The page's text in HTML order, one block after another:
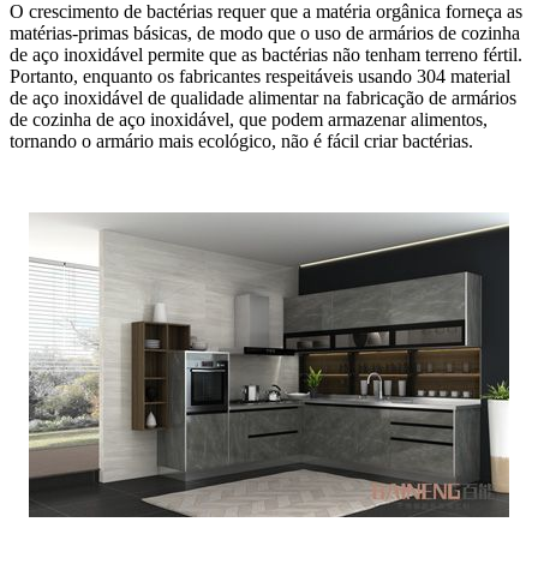
O crescimento de bactérias requer que a matéria orgânica forneça as
matérias-primas básicas, de modo que o uso de armários de cozinha
de aço inoxidável permite que as bactérias não tenham terreno fértil.
Portanto, enquanto os fabricantes respeitáveis usando 304 material
de aço inoxidável de qualidade alimentar na fabricação de armários
de cozinha de aço inoxidável, que podem armazenar alimentos,
tornando o armário mais ecológico, não é fácil criar bactérias.